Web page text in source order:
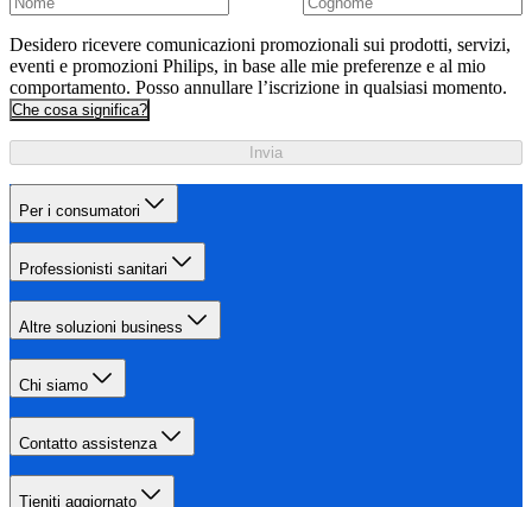
Desidero ricevere comunicazioni promozionali sui prodotti, servizi,
eventi e promozioni Philips, in base alle mie preferenze e al mio
comportamento. Posso annullare l’iscrizione in qualsiasi momento.
Che cosa significa?
Invia
Per i consumatori
Professionisti sanitari
Altre soluzioni business
Chi siamo
Contatto assistenza
Tieniti aggiornato